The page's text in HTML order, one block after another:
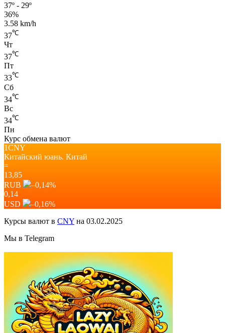
37º - 29º
36%
3.58 km/h
37℃
Чт
37℃
Пт
33℃
Сб
34℃
Вс
34℃
Пн
Курс обмена валют
1CNY
Китайский юань. Китай
=
13,85
RUB
–0,14%
0,14
USD
–0,16%
Курсы валют в CNY на 03.02.2025
Мы в Telegram